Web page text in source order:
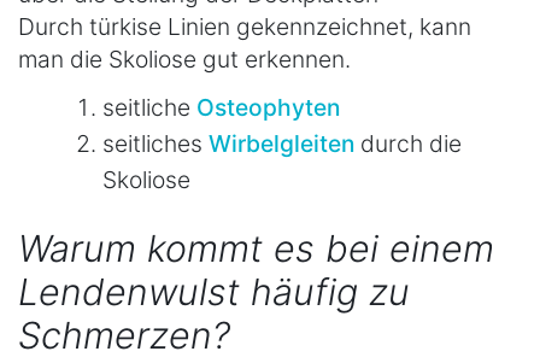
Durch türkise Linien gekennzeichnet, kann
man die Skoliose gut erkennen.
seitliche Osteophyten
seitliches Wirbelgleiten durch die
Skoliose
Warum kommt es bei einem
Lendenwulst häufig zu
Schmerzen?